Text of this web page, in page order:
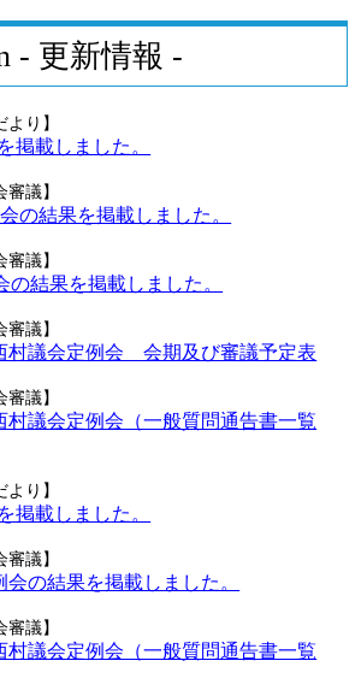
- 更新情報 -
より】
掲載しました。
審議】
の結果を掲載しました。
審議】
結果を掲載しました。
審議】
村議会定例会 会期及び審議予定表
審議】
村議会定例会（一般質問通告書一覧
より】
掲載しました。
審議】
の結果を掲載しました。
審議】
村議会定例会（一般質問通告書一覧